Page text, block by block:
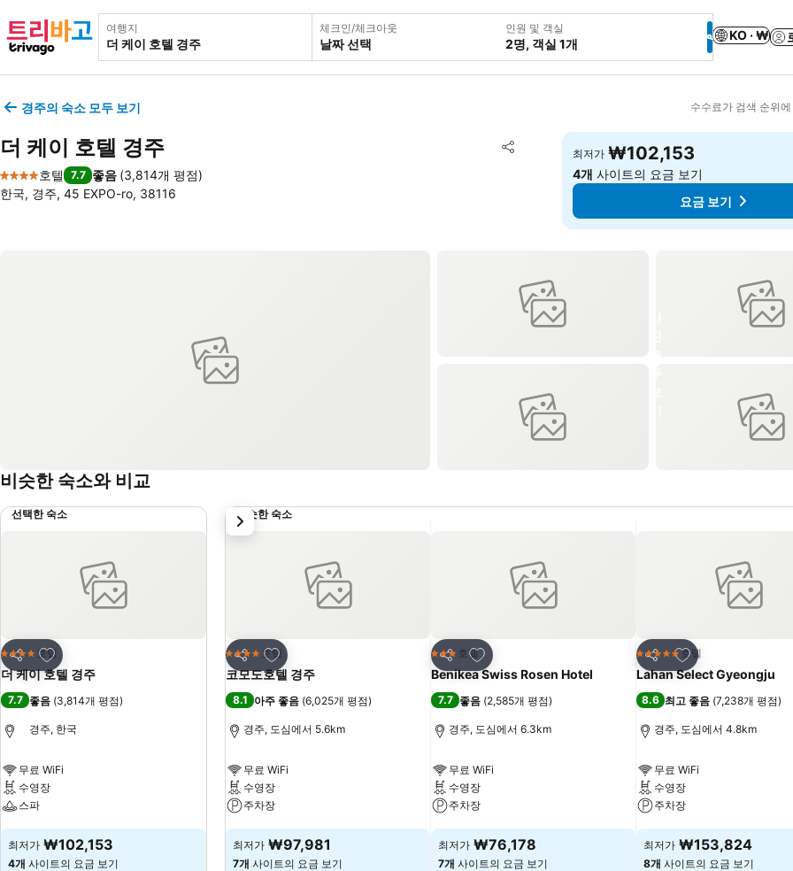
여행지 체크인/체크아웃
날짜 선택
인원 및 객실
2명, 객실 1개
KO · ₩
경주의 숙소 모두 보기 수수료가 검색 순위
더 케이 호텔 경주 공유
즐겨찾기에 추가
4 성급
호텔 7.7 좋음 (3,814개 평점)
한국, 경주, 45 EXPO-ro, 38116
최저가 ₩102,153
4개 사이트의 요금 보기
요금 보기
비슷한 숙소와 비교
선택한 숙소
공유
즐겨찾기에 추가
4 성급 호텔
더 케이 호텔 경주
7.7 좋음 (3,814개 평점)
경주, 한국
무료 WiFi
수영장
스파
요금 보기
최저가 ₩102,153
4개 사이트의 요금 보기
비슷한 숙소
공유
즐겨찾기에 추가
4 성급 호텔
코모도호텔 경주
8.1 아주 좋음 (6,025개 평점)
경주, 도심에서 5.6km
무료 WiFi
수영장
주차장
요금 보기
최저가 ₩97,981
7개 사이트의 요금 보기
공유
즐겨찾기에 추가
3 성급호텔
Benikea Swiss Rosen Hotel
7.7 좋음 (2,585개 평점)
경주, 도심에서 6.3km
무료 WiFi
수영장
주차장
요금 보기
최저가 ₩76,178
7개 사이트의 요금 보기
공유
즐겨찾기에 추가
5 성급 호텔
Lahan Select Gyeongju
8.6 최고 좋음 (7,238개 평점)
경주, 도심에서 4.8km
무료 WiFi
수영장
주차장
요금 보기
최저가 ₩153,824
8개 사이트의 요금 보기
다음